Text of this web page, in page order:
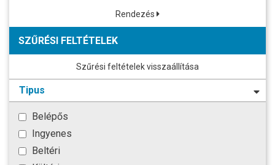
Rendezés
SZŰRÉSI FELTÉTELEK
Szűrési feltételek visszaállítása
Tipus
Belépős
Ingyenes
Beltéri